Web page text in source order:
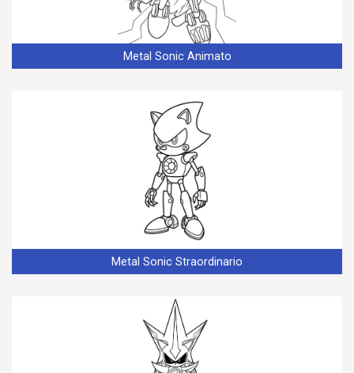
Metal Sonic Animato
Metal Sonic Straordinario